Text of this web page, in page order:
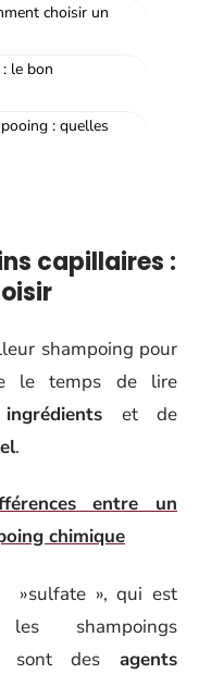
choisir un
le bon
: quelles
capillaires :
shampoing pour
le temps de lire
ingrédients et de
.
entre un
chimique
»sulfate », qui est
shampoings
sont des agents